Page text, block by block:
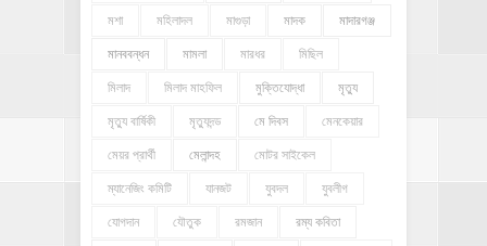
মশা মহিলাদল মাগুড়া মাদক মাদারগঞ্জ
মানববন্ধন মামলা মারধর মিছিল
মিলাদ মিলাদ মাহফিল মুক্তিযোদ্ধা মৃত্যু
মৃত্যু বার্ষিকী মৃত্যুদন্ড মে দিবস মেনকেয়ার
মেয়র প্রার্থী মেলান্দহ মোটর সাইকেল
ম্যানেজিং কমিটি যানজট যুবদল যুবলীগ
যোগদান যৌতুক রমজান রম্য কবিতা